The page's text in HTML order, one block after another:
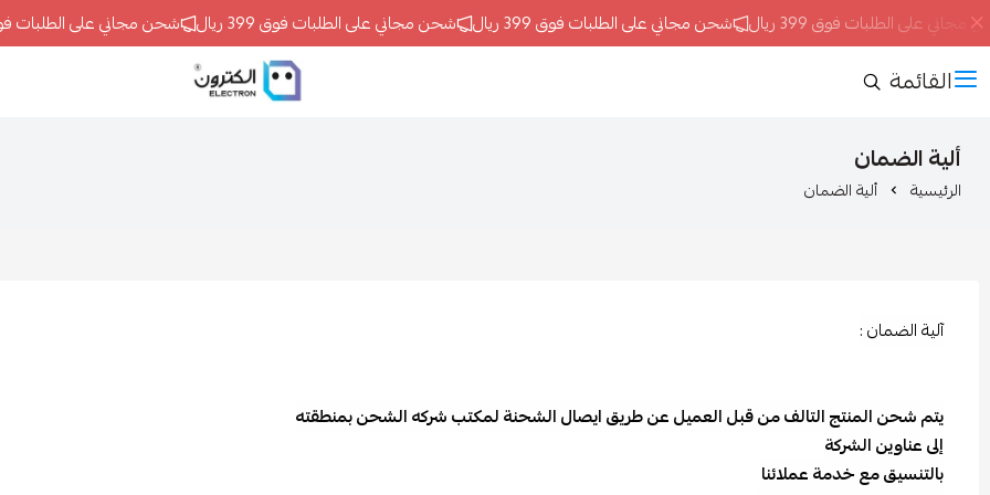
على الطلبات فوق 399 ريال شحن مجاني على الطلبات فوق 399 ريال شحن مجاني على الطلبات فوق 399 ريال شحن مجاني على الطلبات فوق 399 ريال
القائمة ELECTRON
ألية الضمان
الرئيسية ألية الضمان
آلية الضمان :
يتم شحن المنتج التالف من قبل العميل عن طريق ايصال الشحنة لمكتب شركه الشحن بمنطقته
إلى عناوين الشركة
بالتنسيق مع خدمة عملائنا